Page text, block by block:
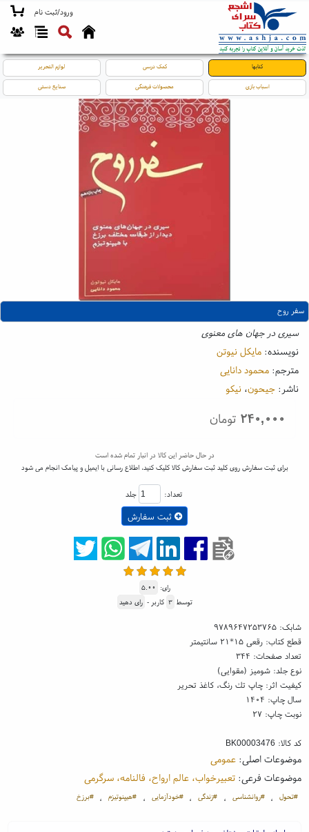
ورود/ثبت نام
کتابها کمک درسی لوازم التحریر
اسباب بازی محصولات فرهنگی صنایع دستی
سفر روح
سیری در جهان های معنوی
نویسنده: مایکل نیوتن
مترجم: محمود دانایی
ناشر: جیحون، نیکو
۲۴۰,۰۰۰ تومان
در حال حاضر این کالا در انبار تمام شده است
برای ثبت سفارش روی کلید ثبت سفارش کالا کلیک کنید، اطلاع رسانی با ایمیل و پیامک انجام می شود
تعداد: جلد
ثبت سفارش
رای: ۵.۰۰
توسط ۳ کاربر - رای دهید
شابک:۹۷۸۹۶۴۷۲۵۳۷۶۵
قطع کتاب: رقعی ۱۵*۲۱ سانتیمتر
تعداد صفحات: ۳۴۴
نوع جلد: شومیز (مقوایی)
کیفیت اثر: چاپ تك رنگ، کاغذ تحریر
سال چاپ: ۱۴۰۴
نوبت چاپ: ۲۷
کد کالا: BK00003476
موضوعات اصلی:عمومی
موضوعات فرعی:تعبیرخواب، عالم ارواح، فالنامه، سرگرمی
#تحول ، #روانشناسی ، #زندگی ، #خودآزمایی ، #هیپنوتیزم ، #برزخ